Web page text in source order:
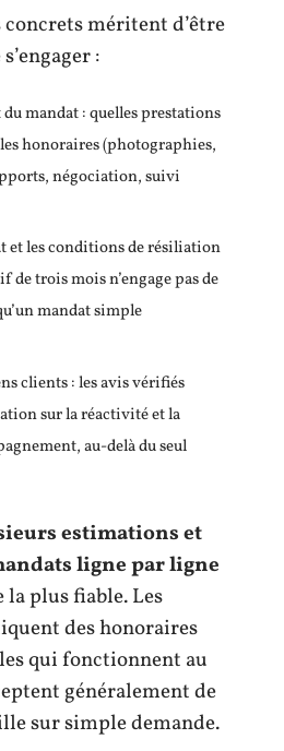
méritent d’être
:
mandat : quelles prestations
honoraires (photographies,
négociation, suivi
et les conditions de résiliation
de trois mois n’engage pas de
mandat simple
clients : les avis vérifiés
sur la réactivité et la
au-delà du seul
estimations et
ligne par ligne
plus fiable. Les
des honoraires
qui fonctionnent au
généralement de
sur simple demande.